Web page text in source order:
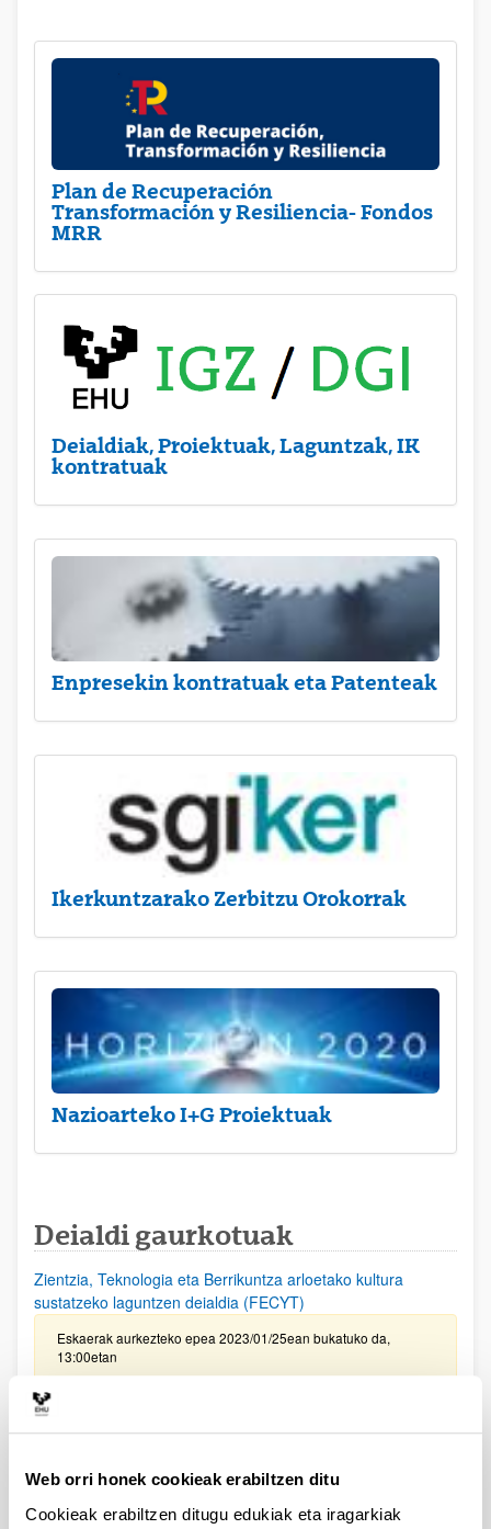
Web orri honek cookieak erabiltzen ditu
Cookieak erabiltzen ditugu edukiak eta iragarkiak
Plan de Recuperación
Transformación y Resiliencia- Fondos
MRR
Deialdiak, Proiektuak, Laguntzak, IK
kontratuak
Enpresekin kontratuak eta Patenteak
Ikerkuntzarako Zerbitzu Orokorrak
Nazioarteko I+G Proiektuak
Deialdi gaurkotuak
Zientzia, Teknologia eta Berrikuntza arloetako kultura
sustatzeko laguntzen deialdia (FECYT)
Eskaerak aurkezteko epea 2023/01/25ean bukatuko da,
13:00etan
PIFG22/27: “Caracterización y evaluación de nuevos
candidatos terapéuticos frente a la disfunción del receptor
Aurkezteko epea itxita: 2022/11/04 - 2022/11/24 23:59
2022/12/05 - Beka emateko proposamena argitaratu da.